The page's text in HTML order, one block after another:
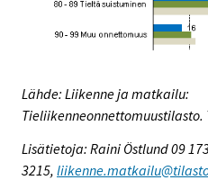
Lähde: Liikenne ja matkailu:
Tieliikenneonnettomuustilasto.
Lisätietoja: Raini Östlund 09
3215,